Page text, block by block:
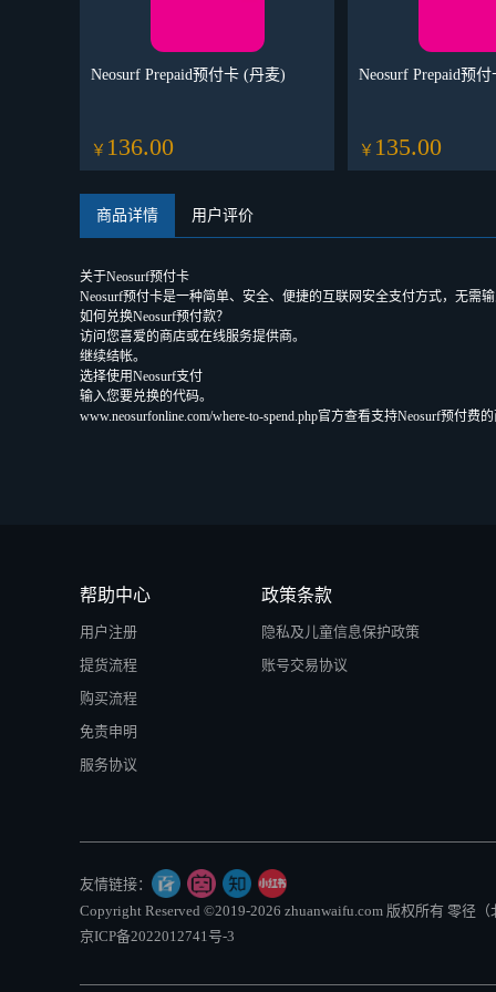
Neosurf Prepaid预付卡 (丹麦)
￥ 136.00
Neosurf Prepaid预
￥ 135.00
商品详情 用户评价
关于Neosurf预付卡
Neosurf预付卡是一种简单、安全、便捷的互联网安全支付方式，无需
如何兑换Neosurf预付款？
访问您喜爱的商店或在线服务提供商。
继续结帐。
选择使用Neosurf支付
输入您要兑换的代码。
www.neosurfonline.com/where-to-spend.php官方查看支持Neosurf预付费
帮助中心
用户注册
提货流程
购买流程
免责申明
服务协议
政策条款
隐私及儿童信息保护政策
账号交易协议
友情链接：
Copyright Reserved ©2019-2026 zhuanwaifu.com 版权所有 零径
京ICP备2022012741号-3